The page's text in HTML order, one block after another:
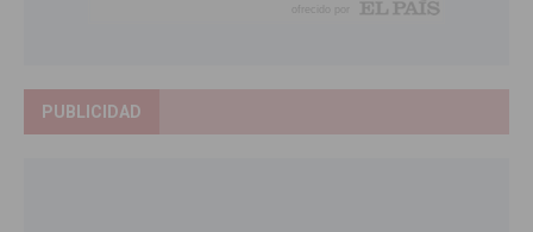
PUBLICIDAD